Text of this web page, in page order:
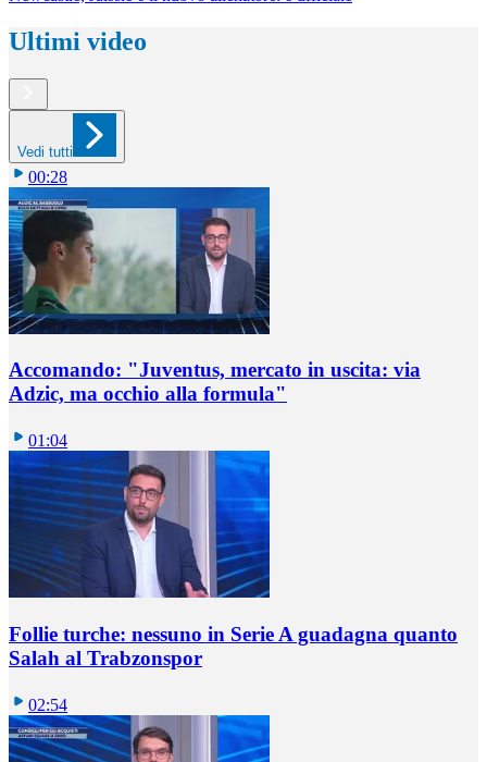
Ultimi video
Vedi tutti
00:28
Accomando: "Juventus, mercato in uscita: via
Adzic, ma occhio alla formula"
01:04
Follie turche: nessuno in Serie A guadagna quanto
Salah al Trabzonspor
02:54